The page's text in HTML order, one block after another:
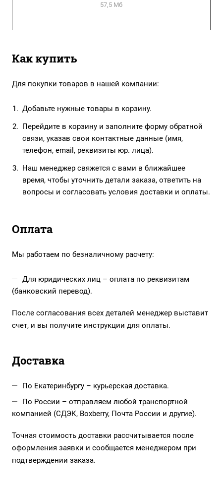
57,5 Мб
Как купить
Для покупки товаров в нашей компании:
Добавьте нужные товары в корзину.
Перейдите в корзину и заполните форму обратной
связи, указав свои контактные данные (имя,
телефон, email, реквизиты юр. лица).
Наш менеджер свяжется с вами в ближайшее
время, чтобы уточнить детали заказа, ответить на
вопросы и согласовать условия доставки и оплаты.
Оплата
Мы работаем по безналичному расчету:
Для юридических лиц – оплата по реквизитам
(банковский перевод).
После согласования всех деталей менеджер выставит
счет, и вы получите инструкции для оплаты.
Доставка
По Екатеринбургу – курьерская доставка.
По России – отправляем любой транспортной
компанией (СДЭК, Boxberry, Почта России и другие).
Точная стоимость доставки рассчитывается после
оформления заявки и сообщается менеджером при
подтверждении заказа.